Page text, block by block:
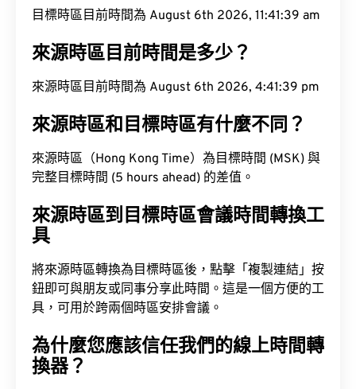
目標時區目前時間為 August 6th 2026, 11:41:40 am
來源時區目前時間是多少？
來源時區目前時間為 August 6th 2026, 4:41:40 pm
來源時區和目標時區有什麼不同？
來源時區（Hong Kong Time）為目標時間 (MSK) 與
完整目標時間 (5 hours ahead) 的差值。
來源時區到目標時區會議時間轉換工
具
將來源時區轉換為目標時區後，點擊「複製連結」按
鈕即可與朋友或同事分享此時間。這是一個方便的工
具，可用於跨兩個時區安排會議。
為什麼您應該信任我們的線上時間轉
換器？